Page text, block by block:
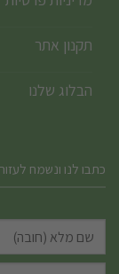
תקנון אתר
הבלוג שלנו
כתבו לנו ונשמח לעזור